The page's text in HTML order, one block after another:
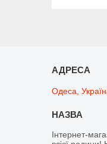
Одеса,
Інтернет-